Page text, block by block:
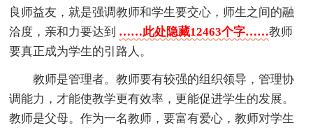
良师益友，就是强调教师和学生要交心，师生之间的融
洽度，亲和力要达到 ……此处隐藏12463个字……教师
要真正成为学生的引路人。
教师是管理者。教师要有较强的组织领导，管理协
调能力，才能使教学更有效率，更能促进学生的发展。
教师是父母。作为一名教师，要富有爱心，教师对学生